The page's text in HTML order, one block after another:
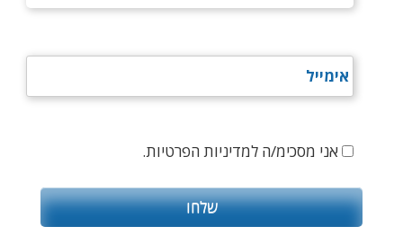
אני מסכימ/ה למדיניות הפרטיות.